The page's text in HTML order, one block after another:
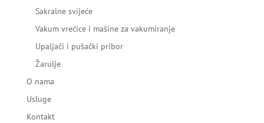
Sakralne svijeće
Vakum vrećice i mašine za vakumiranje
Upaljači i pušački pribor
Žarulje
O nama
Usluge
Kontakt